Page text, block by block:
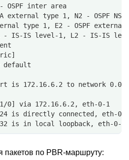
OSPF inter area
external type 1, N2 - OSPF
type 1, E2 - OSPF external
- IS-IS level-1, L2 - IS-IS
default
is 172.16.6.2 to network
via 172.16.6.2, eth-0-1
is directly connected, eth-0-1
is in local loopback, eth-0-1
пакетов по PBR-маршруту: